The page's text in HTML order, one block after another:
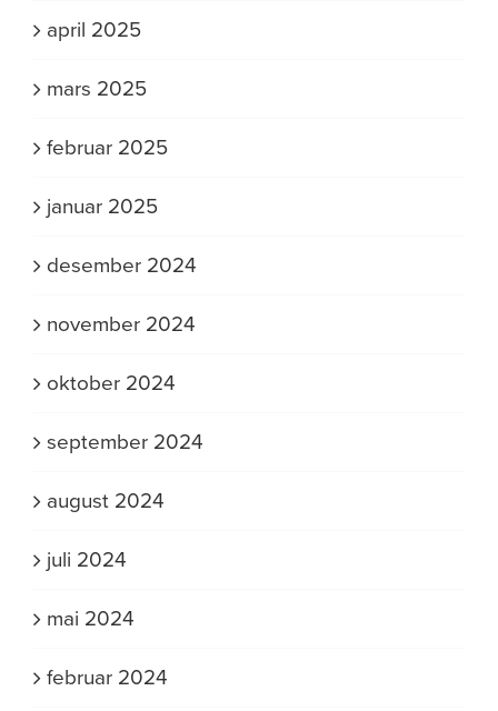
april 2025
mars 2025
februar 2025
januar 2025
desember 2024
november 2024
oktober 2024
september 2024
august 2024
juli 2024
mai 2024
februar 2024